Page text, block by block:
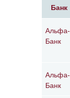
Банк
Альфа-
Банк
Альфа-
Банк